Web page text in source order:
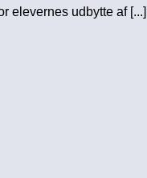
elevernes udbytte af [...]